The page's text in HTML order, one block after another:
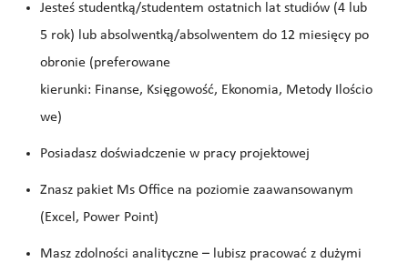
Jesteś studentką/studentem ostatnich lat studiów (4 lub
5 rok) lub absolwentką/absolwentem do 12 miesięcy po
obronie (preferowane
kierunki: Finanse, Księgowość, Ekonomia, Metody Ilościo
we)
Posiadasz doświadczenie w pracy projektowej
Znasz pakiet Ms Office na poziomie zaawansowanym
(Excel, Power Point)
Masz zdolności analityczne – lubisz pracować z dużymi